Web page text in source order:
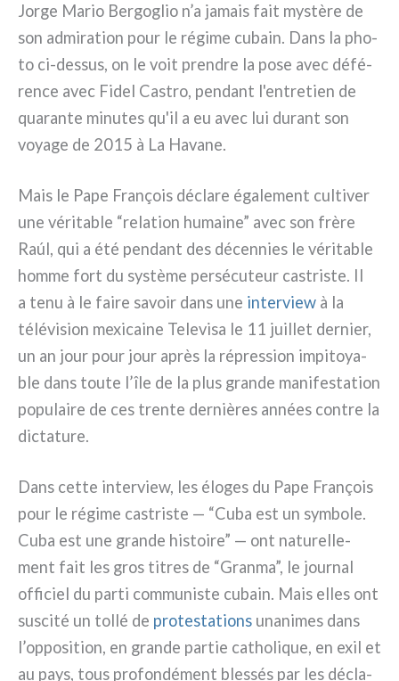
Jorge Mario Bergoglio n’a jamais fait mystè­re de
son admi­ra­tion pour le régi­me cubain. Dans la pho­
to ci-dessus, on le voit pren­dre la pose avec défé­
ren­ce avec Fidel Castro, pen­dant l'entretien de
qua­ran­te minu­tes qu'il a eu avec lui durant son
voya­ge de 2015 à La Havane.
Mais le Pape François décla­re éga­le­ment cul­ti­ver
une véri­ta­ble “rela­tion humai­ne” avec son frè­re
Raúl, qui a été pen­dant des décen­nies le véri­ta­ble
hom­me fort du systè­me per­sé­cu­teur castri­ste. Il
a tenu à le fai­re savoir dans une inter­view à la
télé­vi­sion mexi­cai­ne Televisa le 11 juil­let der­nier,
un an jour pour jour après la répres­sion impi­toya­
ble dans tou­te l’île de la plus gran­de mani­fe­sta­tion
popu­lai­re de ces tren­te der­niè­res années con­tre la
dic­ta­tu­re.
Dans cet­te inter­view, les élo­ges du Pape François
pour le régi­me castri­ste — “Cuba est un sym­bo­le.
Cuba est une gran­de histoi­re” — ont natu­rel­le­
ment fait les gros titres de “Granma”, le jour­nal
offi­ciel du par­ti com­mu­ni­ste cubain. Mais elles ont
susci­té un tol­lé de pro­te­sta­tions una­ni­mes dans
l’opposition, en gran­de par­tie catho­li­que, en exil et
au pays, tous pro­fon­dé­ment bles­sés par les décla­